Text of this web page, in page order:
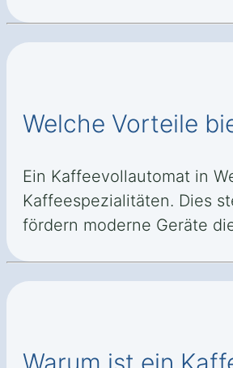
Welche Vorteile
Ein Kaffeevollautomat in
Kaffeespezialitäten. Dies
fördern moderne Geräte